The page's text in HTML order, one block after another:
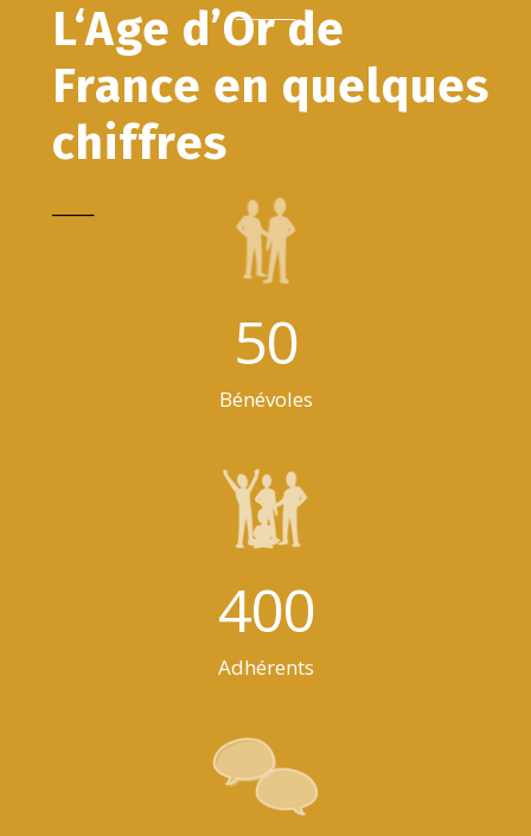
L‘Age d’Or de
France en quelques
chiffres
50
Bénévoles
400
Adhérents